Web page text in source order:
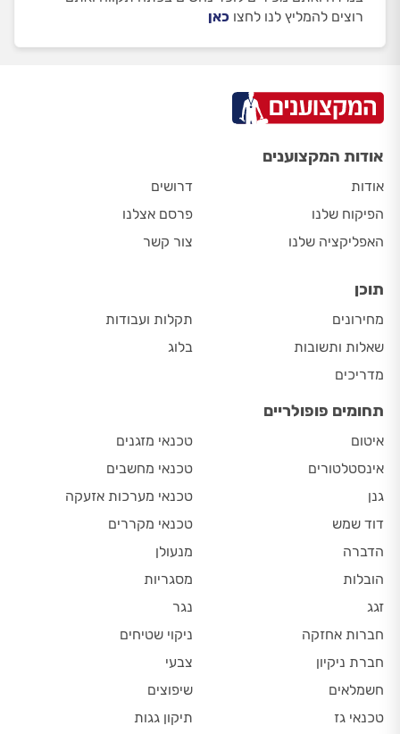
רוצים להמליץ לנו לחצו כאן
אודות המקצוענים
אודות
הפיקוח שלנו
האפליקציה שלנו
דרושים
פרסם אצלנו
צור קשר
תוכן
מחירונים
שאלות ותשובות
מדריכים
תקלות ועבודות
בלוג
תחומים פופולריים
איטום
אינסטלטורים
גנן
דוד שמש
הדברה
הובלות
זגג
חברות אחזקה
חברת ניקיון
חשמלאים
טכנאי גז
טכנאי מזגנים
טכנאי מחשבים
טכנאי מערכות אזעקה
טכנאי מקררים
מנעולן
מסגריות
נגר
ניקוי שטיחים
צבעי
שיפוצים
תיקון גגות